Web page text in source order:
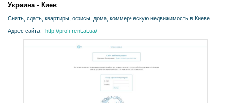
Украина - Киев
Снять, сдать, квартиры, офисы, дома, коммерческую недвижимость в Киеве
Адрес сайта - http://profi-rent.at.ua/